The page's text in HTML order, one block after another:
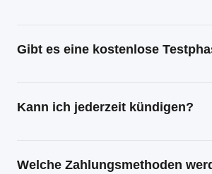
tägige Testphase ist verfügbar. Alle
Gibt es eine kostenlose
Features sind in der Testphase
Kann ich jederzeit kündigen?
Abonnement jederzeit zum Ende
Welche Zahlungsmethoden